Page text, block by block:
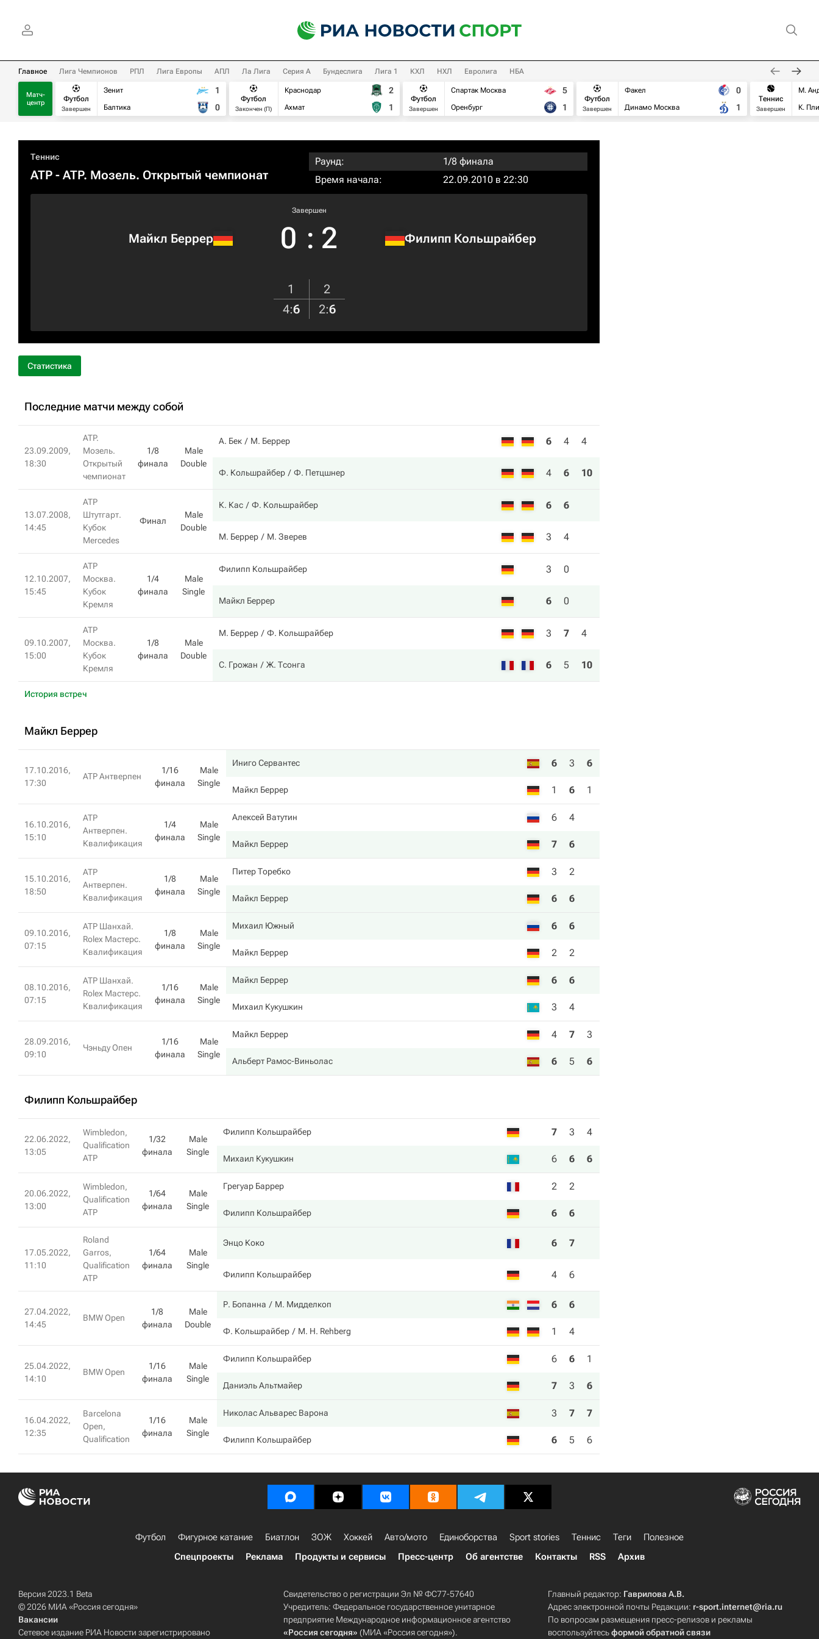
Главное Лига Чемпионов РПЛ Лига Европы АПЛ Ла Лига Серия А Бундеслига Лига 1 КХЛ НХЛ Евролига НБА
Матч-
центр
Футбол
Завершен
Зенит
Балтика
1
0
Футбол
Закончен (П)
Краснодар
Ахмат
2
1
Футбол
Завершен
Спартак Москва
Оренбург
5
1
Футбол
Завершен
Факел
Динамо Москва
0
1
Теннис
Завершен
М.
К.
Теннис
ATP - ATP. Мозель. Открытый чемпионат
Раунд:
1/8 финала
Время начала:
22.09.2010 в 22:30
Майкл Беррер
Завершен
0 : 2 Филипп Кольшрайбер
1
2
4:6 2:6
Статистика
Последние матчи между собой
23.09.2009,
18:30
ATP.
Мозель.
Открытый
чемпионат
1/8
финала
Male
Double
А. Бек М. Беррер 6 4 4
Ф. Кольшрайбер Ф. Петцшнер 4 6 10
13.07.2008,
14:45
ATP
Штутгарт.
Кубок
Mercedes
Финал
Male
Double
К. Кас Ф. Кольшрайбер 6 6
М. Беррер М. Зверев 3 4
12.10.2007,
15:45
ATP
Москва.
Кубок
Кремля
1/4
финала
Male
Single
Филипп Кольшрайбер 3 0
Майкл Беррер 6 0
09.10.2007,
15:00
ATP
Москва.
Кубок
Кремля
1/8
финала
Male
Double
М. Беррер Ф. Кольшрайбер 3 7 4
С. Грожан Ж. Тсонга 6 5 10
История встреч
Майкл Беррер
17.10.2016,
17:30
ATP Антверпен
1/16
финала
Male
Single
Иниго Сервантес 6 3 6
Майкл Беррер 1 6 1
16.10.2016,
15:10
ATP
Антверпен.
Квалификация
1/4
финала
Male
Single
Алексей Ватутин 6 4
Майкл Беррер 7 6
15.10.2016,
18:50
ATP
Антверпен.
Квалификация
1/8
финала
Male
Single
Питер Торебко 3 2
Майкл Беррер 6 6
09.10.2016,
07:15
ATP Шанхай.
Rolex Мастерс.
Квалификация
1/8
финала
Male
Single
Михаил Южный 6 6
Майкл Беррер 2 2
08.10.2016,
07:15
ATP Шанхай.
Rolex Мастерс.
Квалификация
1/16
финала
Male
Single
Майкл Беррер 6 6
Михаил Кукушкин 3 4
28.09.2016,
09:10
Чэньду Опен
1/16
финала
Male
Single
Майкл Беррер 4 7 3
Альберт Рамос-Виньолас 6 5 6
Филипп Кольшрайбер
22.06.2022,
13:05
Wimbledon,
Qualification
ATP
1/32
финала
Male
Single
Филипп Кольшрайбер 7 3 4
Михаил Кукушкин 6 6 6
20.06.2022,
13:00
Wimbledon,
Qualification
ATP
1/64
финала
Male
Single
Грегуар Баррер 2 2
Филипп Кольшрайбер 6 6
17.05.2022,
11:10
Roland
Garros,
Qualification
ATP
1/64
финала
Male
Single
Энцо Коко 6 7
Филипп Кольшрайбер 4 6
27.04.2022,
14:45
BMW Open
1/8
финала
Male
Double
Р. Бопанна М. Мидделкоп 6 6
Ф. Кольшрайбер M. H. Rehberg 1 4
25.04.2022,
14:10
BMW Open
1/16
финала
Male
Single
Филипп Кольшрайбер 6 6 1
Даниэль Альтмайер 7 3 6
16.04.2022,
12:35
Barcelona
Open,
Qualification
1/16
финала
Male
Single
Николас Альварес Варона 3 7 7
Филипп Кольшрайбер 6 5 6
Футбол Фигурное катание Биатлон ЗОЖ Хоккей Авто/мото Единоборства Sport stories Теннис Теги
Полезное
Спецпроекты
Реклама Продукты и сервисы Пресс-центр Об агентстве Контакты RSS Архив
Версия 2023.1 Beta
© 2026 МИА «Россия сегодня»
Вакансии
Сетевое издание РИА Новости зарегистрировано
Свидетельство о регистрации Эл № ФС77-57640
Учредитель: Федеральное государственное унитарное
предприятие Международное информационное агентство
«Россия сегодня» (МИА «Россия сегодня»).
Главный редактор: Гаврилова А.В.
Адрес электронной почты Редакции: r-sport.internet@ria.ru
По вопросам размещения пресс-релизов и рекламы
воспользуйтесьформой обратной связи